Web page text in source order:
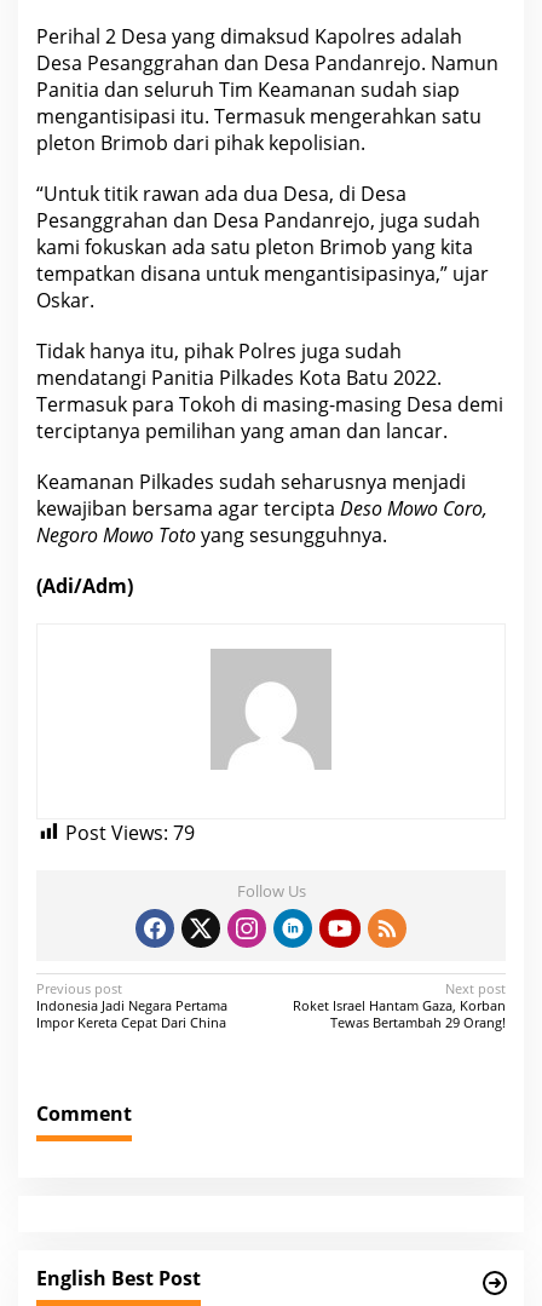
Perihal 2 Desa yang dimaksud Kapolres adalah
Desa Pesanggrahan dan Desa Pandanrejo. Namun
Panitia dan seluruh Tim Keamanan sudah siap
mengantisipasi itu. Termasuk mengerahkan satu
pleton Brimob dari pihak kepolisian.
“Untuk titik rawan ada dua Desa, di Desa
Pesanggrahan dan Desa Pandanrejo, juga sudah
kami fokuskan ada satu pleton Brimob yang kita
tempatkan disana untuk mengantisipasinya,” ujar
Oskar.
Tidak hanya itu, pihak Polres juga sudah
mendatangi Panitia Pilkades Kota Batu 2022.
Termasuk para Tokoh di masing-masing Desa demi
terciptanya pemilihan yang aman dan lancar.
Keamanan Pilkades sudah seharusnya menjadi
kewajiban bersama agar tercipta Deso Mowo Coro,
Negoro Mowo Totoyang sesungguhnya.
(Adi/Adm)
Post Views: 79
Follow Us
P
o
t
n
g
Previous post
Indonesia Jadi Negara Pertama
Impor Kereta Cepat Dari China
Next post
Roket Israel Hantam Gaza, Korban
Tewas Bertambah 29 Orang!
Comment
English Best Post